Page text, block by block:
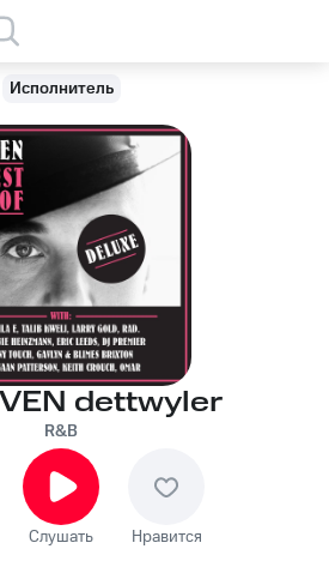
Исполнитель
dettwyler
R&B
Слушать Нравится